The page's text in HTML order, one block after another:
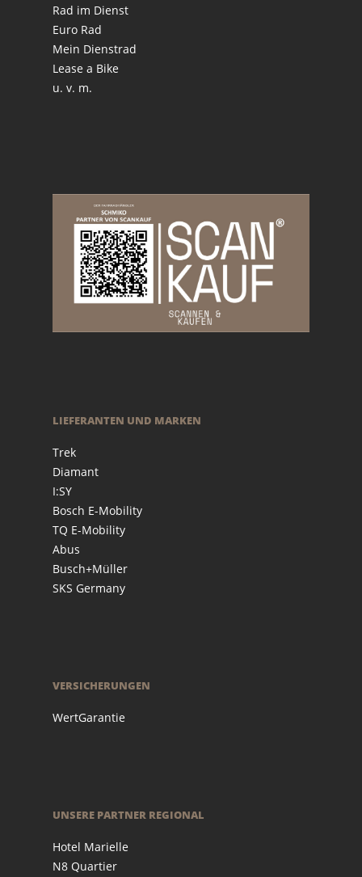
Rad im Dienst
Euro Rad
Mein Dienstrad
Lease a Bike
u. v. m.
LIEFERANTEN UND MARKEN
Trek
Diamant
I:SY
Bosch E-Mobility
TQ E-Mobility
Abus
Busch+Müller
SKS Germany
VERSICHERUNGEN
WertGarantie
UNSERE PARTNER REGIONAL
Hotel Marielle
N8 Quartier